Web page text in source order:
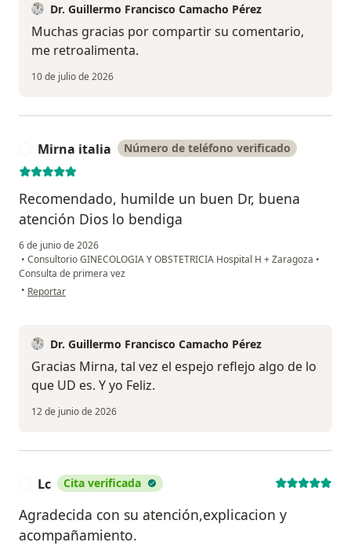
Dr. Guillermo Francisco Camacho Pérez
Muchas gracias por compartir su comentario,
me retroalimenta.
10 de julio de 2026
Mirna italia Número de teléfono verificado
Recomendado, humilde un buen Dr, buena
atención Dios lo bendiga
6 de junio de 2026
• Consultorio GINECOLOGIA Y OBSTETRICIA Hospital H + Zaragoza •
Consulta de primera vez
• en opinión del usuario Mirna italia
Reportar
Dr. Guillermo Francisco Camacho Pérez
Gracias Mirna, tal vez el espejo reflejo algo de lo
que UD es. Y yo Feliz.
12 de junio de 2026
Lc Cita verificada
Agradecida con su atención,explicacion y
acompañamiento.